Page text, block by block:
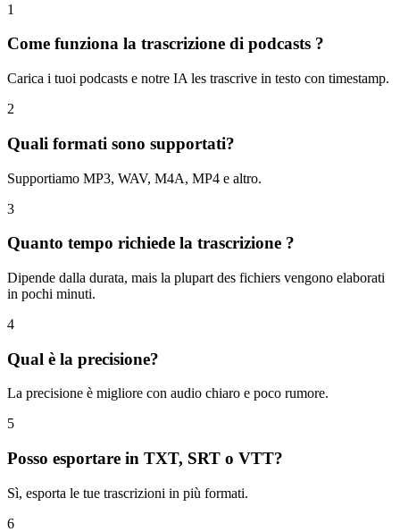
1
Come funziona la trascrizione di podcasts ?
Carica i tuoi podcasts e notre IA les trascrive in testo con timestamp.
2
Quali formati sono supportati?
Supportiamo MP3, WAV, M4A, MP4 e altro.
3
Quanto tempo richiede la trascrizione ?
Dipende dalla durata, mais la plupart des fichiers vengono elaborati
in pochi minuti.
4
Qual è la precisione?
La precisione è migliore con audio chiaro e poco rumore.
5
Posso esportare in TXT, SRT o VTT?
Sì, esporta le tue trascrizioni in più formati.
6